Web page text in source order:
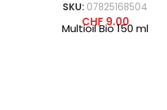
SKU: 07825168504
CHF9.00
Multioil Bio 150 ml